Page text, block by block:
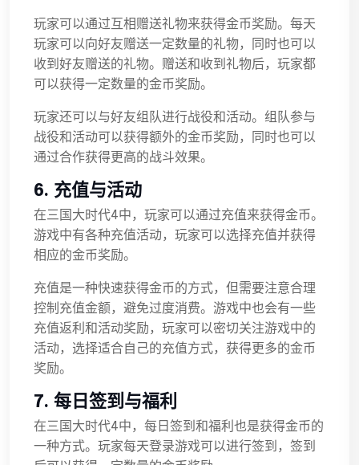
玩家可以通过互相赠送礼物来获得金币奖励。每天
玩家可以向好友赠送一定数量的礼物，同时也可以
收到好友赠送的礼物。赠送和收到礼物后，玩家都
可以获得一定数量的金币奖励。
玩家还可以与好友组队进行战役和活动。组队参与
战役和活动可以获得额外的金币奖励，同时也可以
通过合作获得更高的战斗效果。
6. 充值与活动
在三国大时代4中，玩家可以通过充值来获得金币。
游戏中有各种充值活动，玩家可以选择充值并获得
相应的金币奖励。
充值是一种快速获得金币的方式，但需要注意合理
控制充值金额，避免过度消费。游戏中也会有一些
充值返利和活动奖励，玩家可以密切关注游戏中的
活动，选择适合自己的充值方式，获得更多的金币
奖励。
7. 每日签到与福利
在三国大时代4中，每日签到和福利也是获得金币的
一种方式。玩家每天登录游戏可以进行签到，签到